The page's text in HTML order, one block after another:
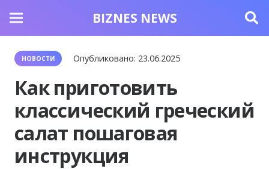
BIZNES NEWS
НОВОСТИ Опубликовано: 23.06.2025
Как приготовить
классический греческий
салат пошаговая
инструкция